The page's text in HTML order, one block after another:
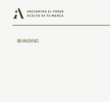
BRANDING